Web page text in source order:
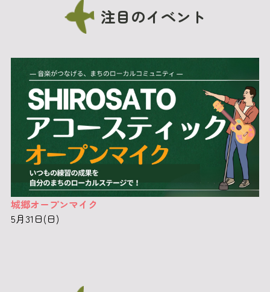
注目のイベント
城郷オープンマイク
5月31日(日)